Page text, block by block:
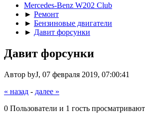
Mercedes-Benz W202 Club
► Ремонт
► Бензиновые двигатели
► Давит форсунки
Давит форсунки
Автор byJ, 07 февраля 2019, 07:00:41
« назад - далее »
0 Пользователи и 1 гость